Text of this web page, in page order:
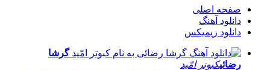
صفحه اصلی
دانلود آهنگ
دانلود ریمیکس
گرشا
رضائیکبوتر امّید